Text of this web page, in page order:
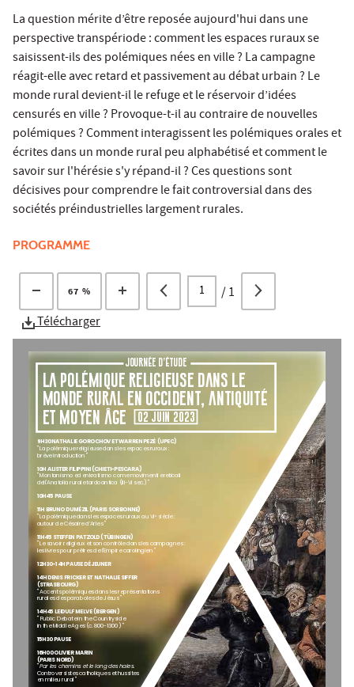
La question mérite d’être reposée aujourd'hui dans une
perspective transpériode : comment les espaces ruraux se
saisissent-ils des polémiques nées en ville ? La campagne
réagit-elle avec retard et passivement au débat urbain ? Le
monde rural devient-il le refuge et le réservoir d’idées
censurés en ville ? Provoque-t-il au contraire de nouvelles
polémiques ? Comment interagissent les polémiques orales et
écrites dans un monde rural peu alphabétisé et comment le
savoir sur l'hérésie s'y répand-il ? Ces questions sont
décisives pour comprendre le fait controversial dans des
sociétés préindustrielles largement rurales.
PROGRAMME
67 % /1
Télécharger
La Polémique religieuse dans le
monde rural en occident, Antiquité
et moyen âge
Journée d’étude
02 juin 2023
9H30 NATHALIE GOROCHOV ET WARREN PEZÉ  (UPEC)
" La polémique relig ieuse dans les espaces ruraux :
brève introduction "
10H ALISTER FILIPPINI (CHIETI-PESCARA)
" Montanismo ed enkratismo come movimenti ereticali
dell'Anatolia rurale tardoantica (III-VI sec.) "
10H45 PAUSE
11H BRUNO DUMÉZIL (PARIS SORBONNE)
" La polémique dans les espaces ruraux au VI siècle :
autour de Césaire d’Arles "
11H45 STEFFEN PATZOLD (TÜBINGEN)
" Le savoir religieux et son contrôle dans les campagnes :
les livres pour prêtres de l'Empire carolingien "
12H30-14H PAUSE DÉJEUNER
14H DENIS FRICKER ET NATHALIE SIFFER
(STRASBOURG)
" Accents polémiques dans les représentations
rural es des paraboles de Jésus "
14H45 LEIDULF MELVE (BERGEN)
" Public Debate in the Countrysid e
in the Middle Ages (c. 800-1300) "
15H30 PAUSE
16H00 OLIVIER MARIN
(PARIS NORD)
" Par les chemins et le long des haies.
Controversistes catholiques et hussites
en mili eu rural "